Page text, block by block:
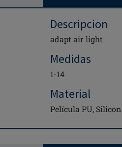
Descripcion
adapt air light
Medidas
1-14
Material
Película PU,